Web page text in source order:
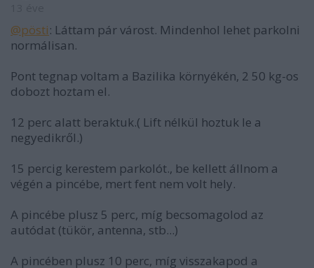
@pösti: Láttam pár várost. Mindenhol lehet parkolni
normálisan.
Pont tegnap voltam a Bazilika környékén, 2 50 kg-os
dobozt hoztam el.
12 perc alatt beraktuk.( Lift nélkül hoztuk le a
negyedikről.)
15 percig kerestem parkolót., be kellett állnom a
végén a pincébe, mert fent nem volt hely.
A pincébe plusz 5 perc, míg becsomagolod az
autódat (tükör, antenna, stb...)
A pincében plusz 10 perc, míg visszakapod a